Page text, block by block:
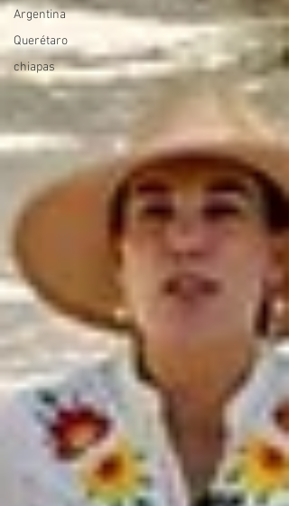
Argentina
Querétaro
chiapas